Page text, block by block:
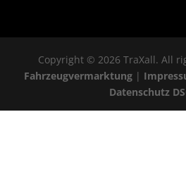
Copyright © 2026 TraXall. All
Fahrzeugvermarktung |
Datenschutz